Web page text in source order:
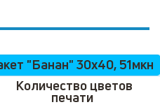
"Банан" 30х40, 51мкн
Количество цветов
печати